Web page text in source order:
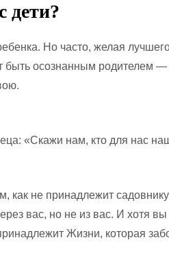
дети?
Но часто, желая
быть осознанным родителем
«Скажи нам, кто для нас
не принадлежит садовнику
вас, но не из вас. И хотя
Жизни, которая